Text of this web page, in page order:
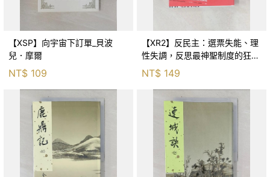
【XSP】向宇宙下訂單_貝波
兒．摩爾
NT$ 109
【XR2】反民主：選票失能、理
性失調，反思最神聖制度的狂亂
NT$ 149